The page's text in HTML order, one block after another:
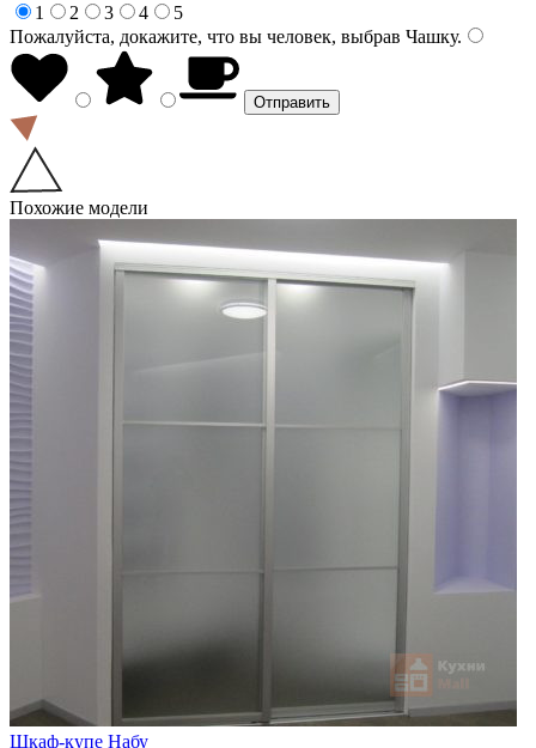
1
2 3 4
5
Пожалуйста, докажите, что вы человек, выбрав Чашку.
Похожие модели
Шкаф-купе Набу